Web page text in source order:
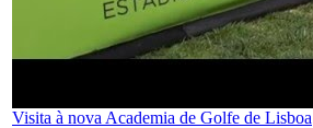
Visita à nova Academia de Golfe de Lisboa